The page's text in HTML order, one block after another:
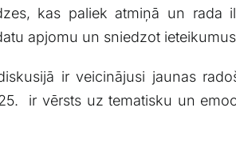
kas paliek ⁤atmiņā un rada‍
apjomu un sniedzot
ir veicinājusi‌ jaunas
ir vērsts uz tematisku un